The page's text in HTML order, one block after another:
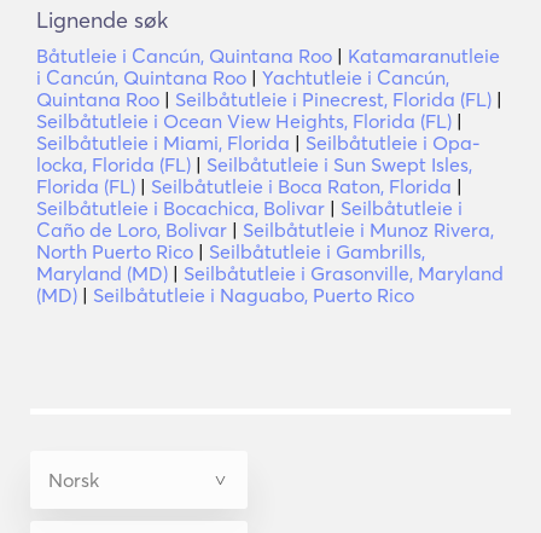
Lignende søk
Båtutleie i Cancún, Quintana Roo | Katamaranutleie
i Cancún, Quintana Roo | Yachtutleie i Cancún,
Quintana Roo | Seilbåtutleie i Pinecrest, Florida (FL) |
Seilbåtutleie i Ocean View Heights, Florida (FL) |
Seilbåtutleie i Miami, Florida | Seilbåtutleie i Opa-
locka, Florida (FL) | Seilbåtutleie i Sun Swept Isles,
Florida (FL) | Seilbåtutleie i Boca Raton, Florida |
Seilbåtutleie i Bocachica, Bolivar | Seilbåtutleie i
Caño de Loro, Bolivar | Seilbåtutleie i Munoz Rivera,
North Puerto Rico | Seilbåtutleie i Gambrills,
Maryland (MD) | Seilbåtutleie i Grasonville, Maryland
(MD) | Seilbåtutleie i Naguabo, Puerto Rico